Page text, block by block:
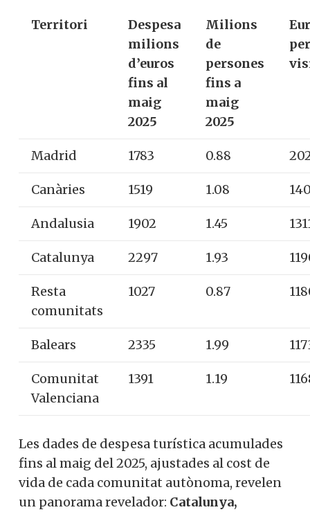
Territori
Despesa
milions
d’euros
fins al
maig
2025
Milions
de
persones
fins a
maig
2025
per
Madrid 1783 0.88
Canàries 1519 1.08
Andalusia 1902 1.45
Catalunya 2297 1.93
Resta
comunitats
1027 0.87
Balears 2335 1.99
Comunitat
Valenciana
1391 1.19
Les dades de despesa turística acumulades
fins al maig del 2025, ajustades al cost de
vida de cada comunitat autònoma, revelen
un panorama revelador: Catalunya,